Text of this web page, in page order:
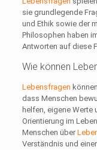
sie grundlegende
und Ethik sowie der
Philosophen haben
Antworten auf diese
Wie können
Lebensfragen
dass Menschen
helfen, eigene Werte
Orientierung im
Menschen über
Verständnis und